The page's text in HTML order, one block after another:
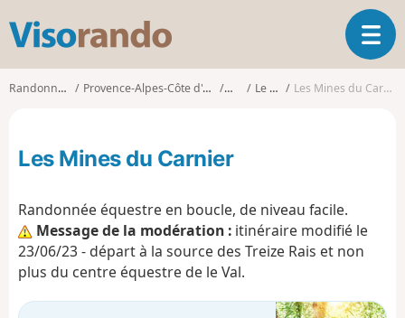
s
o
d
O
u
v
t
Randonnées Provence-Alpes-Côte d'Azur Var Le Val Les Mines du Carnier
Les Mines du Carnier
Randonnée équestre en boucle, de niveau facile.
Message de la modération : itinéraire modifié le
23/06/23 - départ à la source des Treize Rais et non
plus du centre équestre de le Val.